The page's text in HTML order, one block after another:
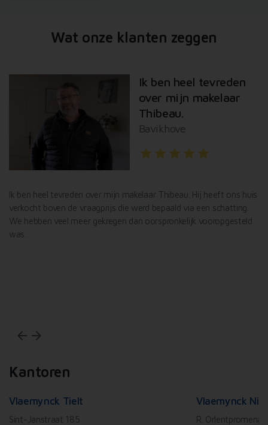
Wat onze klanten zeggen
Ik ben heel tevreden
over mijn makelaar
Thibeau.
Bavikhove
star star star star star
Ik ben heel tevreden over mijn makelaar Thibeau. Hij heeft ons huis
verkocht boven de vraagprijs die werd bepaald via een schatting.
We hebben veel meer gekregen dan oorspronkelijk vooropgesteld
was.
arrow_back arrow_forward
Kantoren
Vlaemynck Tielt
Sint-Janstraat 185
Vlaemynck
R.